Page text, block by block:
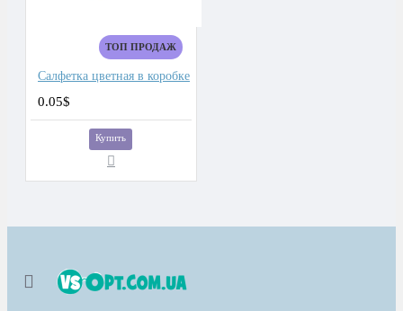
ТОП ПРОДАЖ
Салфетка цветная в коробке
0.05$
Купить